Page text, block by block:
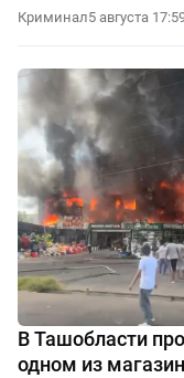
Криминал5 августа
В Ташобласти
одном из